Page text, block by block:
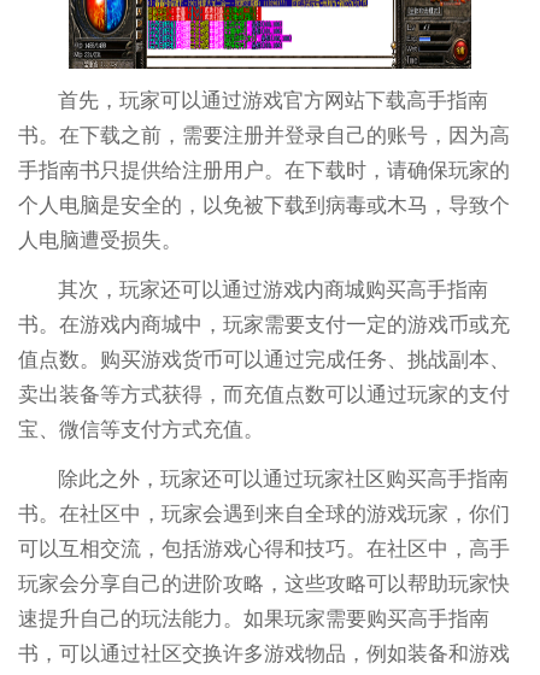
首先，玩家可以通过游戏官方网站下载高手指南
书。在下载之前，需要注册并登录自己的账号，因为高
手指南书只提供给注册用户。在下载时，请确保玩家的
个人电脑是安全的，以免被下载到病毒或木马，导致个
人电脑遭受损失。
其次，玩家还可以通过游戏内商城购买高手指南
书。在游戏内商城中，玩家需要支付一定的游戏币或充
值点数。购买游戏货币可以通过完成任务、挑战副本、
卖出装备等方式获得，而充值点数可以通过玩家的支付
宝、微信等支付方式充值。
除此之外，玩家还可以通过玩家社区购买高手指南
书。在社区中，玩家会遇到来自全球的游戏玩家，你们
可以互相交流，包括游戏心得和技巧。在社区中，高手
玩家会分享自己的进阶攻略，这些攻略可以帮助玩家快
速提升自己的玩法能力。如果玩家需要购买高手指南
书，可以通过社区交换许多游戏物品，例如装备和游戏